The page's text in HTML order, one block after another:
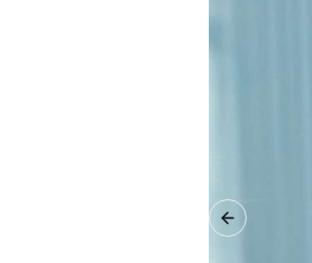
Previous slide